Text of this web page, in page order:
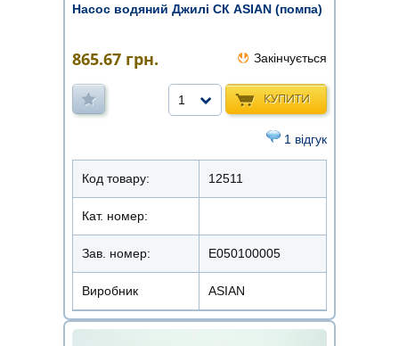
Насос водяний Джилi СК ASIAN (помпа)
865.67 грн. Закінчується
КУПИТИ
1
1 відгук
Код товару: 12511
Кат. номер:
Зав. номер: E050100005
Виробник ASIAN